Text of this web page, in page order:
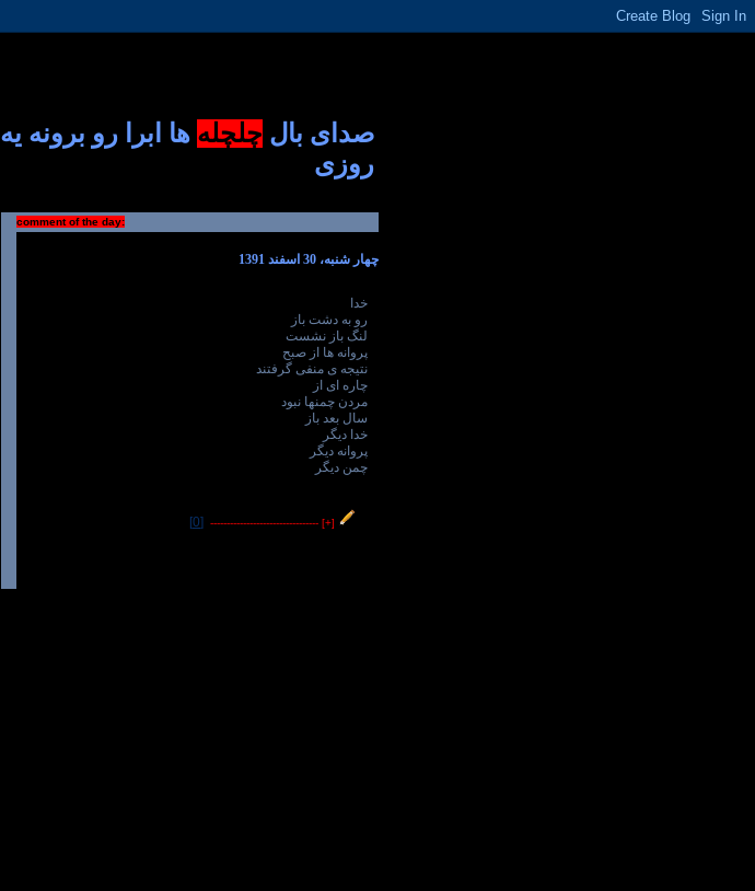
صدای بال چلچله ها ابرا رو برونه یه
روزی
comment of the day:
چهار شنبه، 30 اسفند 1391
خدا
رو به دشت باز
لنگ باز نشست
پروانه ها از صبح
نتیجه ی منفی گرفتند
چاره ای از
مردن چمنها نبود
سال بعد باز
خدا دیگر
پروانه دیگر
چمن دیگر
[+]
---------------------------------
[0]